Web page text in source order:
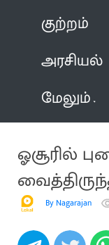
குற்றம்
அரசியல்
மேலும்
ஓசூரில்
By Nagarajan